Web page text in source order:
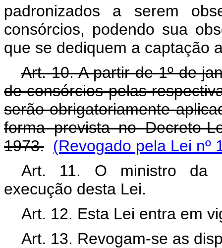
padronizados a serem
consórcios, podendo sua
que se dediquem a captação
Art. 10. A partir de 1º de
de consórcios pelas
serão obrigatoriamente
forma prevista no Decreto-
1973. (Revogado pela Lei nº
Art. 11. O ministro da
execução desta Lei.
Art. 12. Esta Lei entra em
Art. 13. Revogam-se as